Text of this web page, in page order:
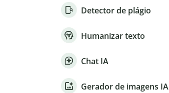
Detector de plágio
Humanizar texto
Chat IA
Gerador de imagens IA